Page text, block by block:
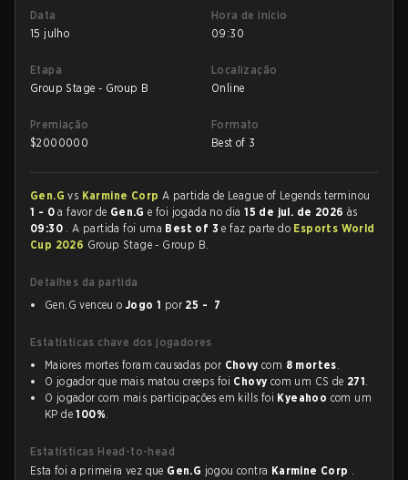
Data
15 julho
Hora de início
09:30
Etapa
Group Stage - Group B
Localização
Online
Premiação
$2000000
Formato
Best of 3
Gen.Gvs Karmine Corp A partida de League of Legends terminou
1 - 0 a favor de Gen.Ge foi jogada no dia15 de jul. de 2026 às
09:30 . A partida foi uma Best of 3e faz parte do Esports World
Cup 2026 Group Stage - Group B.
Detalhes da partida
Gen.G venceu o Jogo 1 por 25 - 7
Estatísticas chave dos jogadores
Maiores mortes foram causadas por Chovy com 8 mortes.
O jogador que mais matou creeps foi Chovy com um CS de 271.
O jogador com mais participações em kills foi Kyeahoo com um
KP de100%.
Estatísticas Head-to-head
Esta foi a primeira vez que Gen.G jogou contra Karmine Corp .